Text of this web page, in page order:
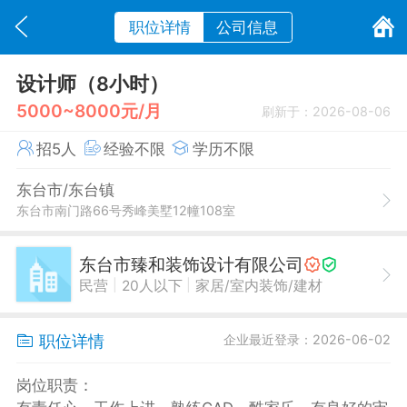
职位详情 公司信息
设计师（8小时）
5000~8000元/月 刷新于：2026-08-06
招5人 经验不限 学历不限
东台市/东台镇
东台市南门路66号秀峰美墅12幢108室
东台市臻和装饰设计有限公司
民营 20人以下 家居/室内装饰/建材
职位详情 企业最近登录：2026-06-02
岗位职责：